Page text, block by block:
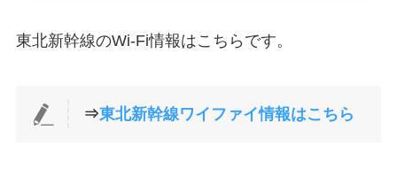
東北新幹線のWi-Fi情報はこちらです。
⇒東北新幹線ワイファイ情報はこちら